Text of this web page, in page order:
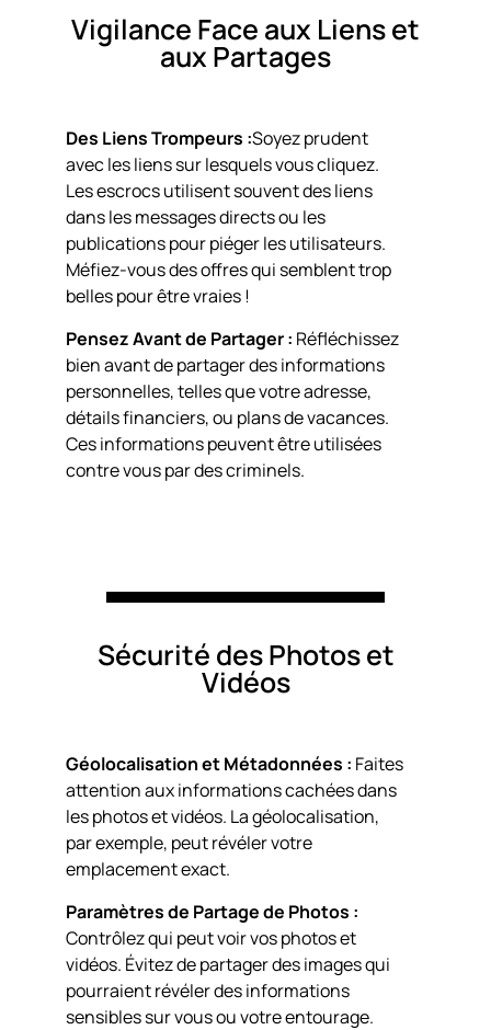
Vigilance Face aux Liens et
aux Partages
Des Liens Trompeurs :Soyez prudent
avec les liens sur lesquels vous cliquez.
Les escrocs utilisent souvent des liens
dans les messages directs ou les
publications pour piéger les utilisateurs.
Méfiez-vous des offres qui semblent trop
belles pour être vraies !
Pensez Avant de Partager : Réfléchissez
bien avant de partager des informations
personnelles, telles que votre adresse,
détails financiers, ou plans de vacances.
Ces informations peuvent être utilisées
contre vous par des criminels.
Sécurité des Photos et
Vidéos
Géolocalisation et Métadonnées : Faites
attention aux informations cachées dans
les photos et vidéos. La géolocalisation,
par exemple, peut révéler votre
emplacement exact.
Paramètres de Partage de Photos :
Contrôlez qui peut voir vos photos et
vidéos. Évitez de partager des images qui
pourraient révéler des informations
sensibles sur vous ou votre entourage.